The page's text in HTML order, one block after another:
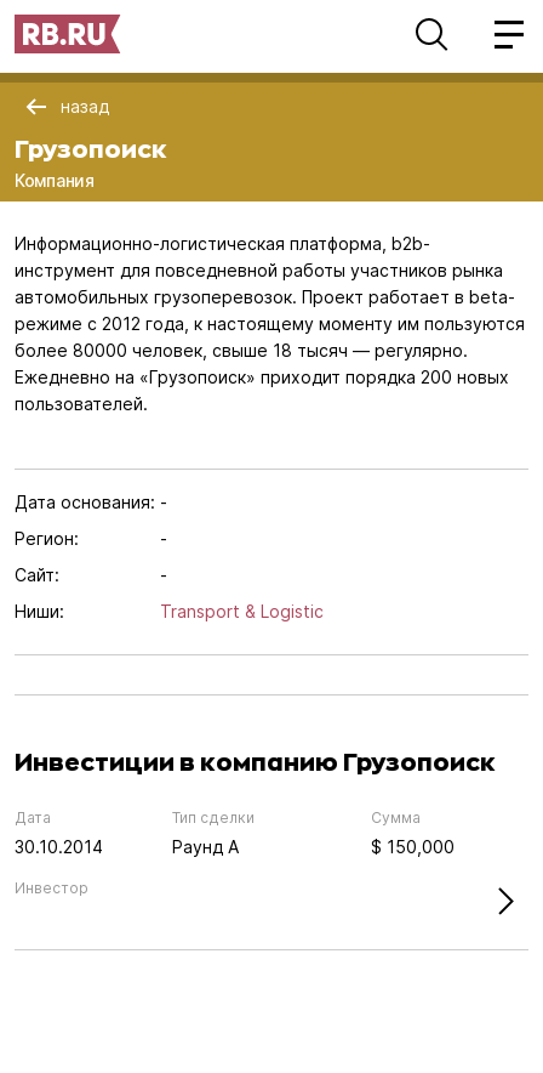
назад
Грузопоиск
Компания
Информационно-логистическая платформа, b2b-
инструмент для повседневной работы участников рынка
автомобильных грузоперевозок. Проект работает в beta-
режиме с 2012 года, к настоящему моменту им пользуются
более 80000 человек, свыше 18 тысяч — регулярно.
Ежедневно на «Грузопоиск» приходит порядка 200 новых
пользователей.
Дата основания: -
Регион:
-
Сайт:
-
Ниши:
Transport & Logistic
Инвестиции в компанию Грузопоиск
Дата
30.10.2014
Тип сделки
Раунд А
Сумма
$ 150,000
Инвестор